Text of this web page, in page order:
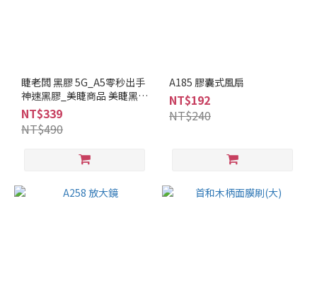
睫老闆 黑膠 5G_A5零秒出手
神速黑膠_美睫商品 美睫黑膠
韓國膠
NT$339
NT$490
A185 膠囊式風扇
NT$192
NT$240